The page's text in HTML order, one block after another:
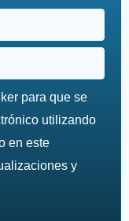
para que se
utilizando
en este
y